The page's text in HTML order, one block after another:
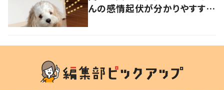
んの感情起伏が分かりやすすぎ